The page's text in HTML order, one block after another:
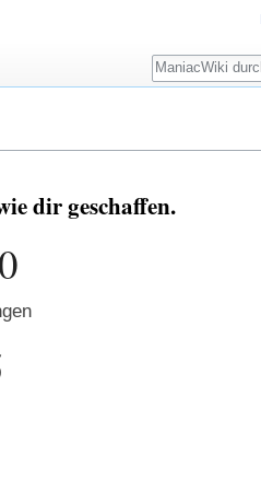
dir geschaffen.
Suche